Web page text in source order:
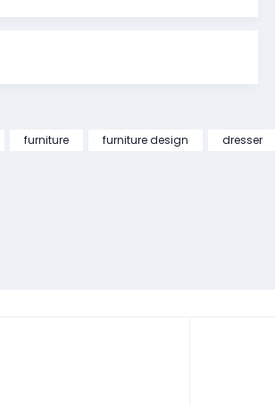
furniture furniture design dresser